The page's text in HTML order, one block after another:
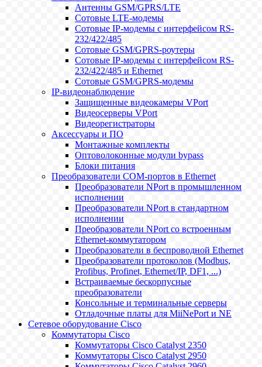
Антенны GSM/GPRS/LTE
Сотовые LTE-модемы
Сотовые IP-модемы с интерфейсом RS-
232/422/485
Сотовые GSM/GPRS-роутеры
Сотовые IP-модемы с интерфейсом RS-
232/422/485 и Ethernet
Сотовые GSM/GPRS-модемы
IP-видеонаблюдение
Защищенные видеокамеры VPort
Видеосерверы VPort
Видеорегистраторы
Аксессуары и ПО
Монтажные комплекты
Оптоволоконные модули bypass
Блоки питания
Преобразователи COM-портов в Ethernet
Преобразователи NPort в промышленном
исполнении
Преобразователи NPort в стандартном
исполнении
Преобразователи NPort со встроенным
Ethernet-коммутатором
Преобразователи в беспроводной Ethernet
Преобразователи протоколов (Modbus,
Profibus, Profinet, Ethernet/IP, DF1, ...)
Встраиваемые бескорпусные
преобразователи
Консольные и терминальные серверы
Отладочные платы для MiiNePort и NE
Сетевое оборудование Cisco
Коммутаторы Cisco
Коммутаторы Cisco Catalyst 2350
Коммутаторы Cisco Catalyst 2950